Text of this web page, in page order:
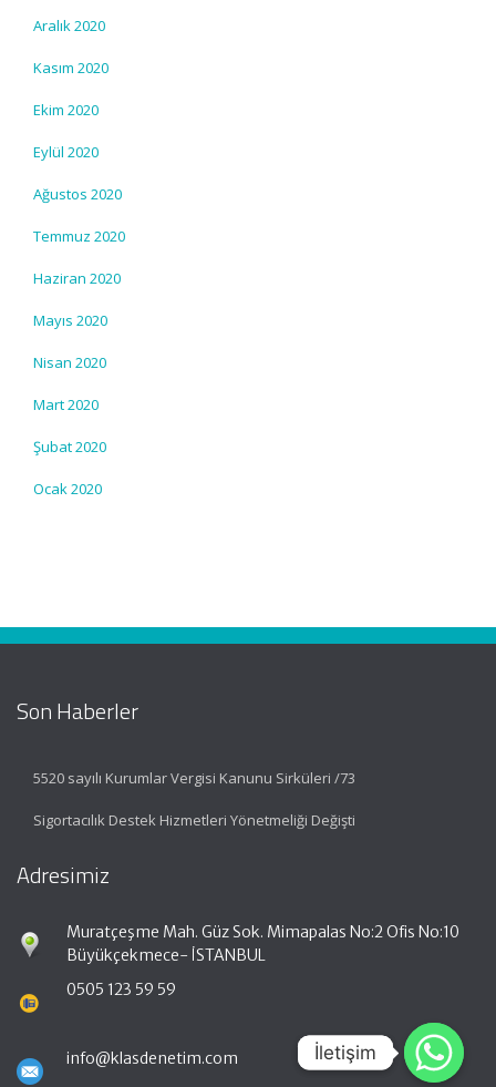
Aralık 2020
Kasım 2020
Ekim 2020
Eylül 2020
Ağustos 2020
Temmuz 2020
Haziran 2020
Mayıs 2020
Nisan 2020
Mart 2020
Şubat 2020
Ocak 2020
Son Haberler
5520 sayılı Kurumlar Vergisi Kanunu Sirküleri /73
Sigortacılık Destek Hizmetleri Yönetmeliği Değişti
Adresimiz
Muratçeşme Mah. Güz Sok. Mimapalas No:2 Ofis No:10
Büyükçekmece- İSTANBUL
0505 123 59 59
info@klasdenetim.com İletişim
İletişim